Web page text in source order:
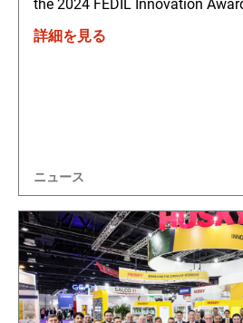
the 2024 FEDIL Innovation
詳細を見る
ニュース